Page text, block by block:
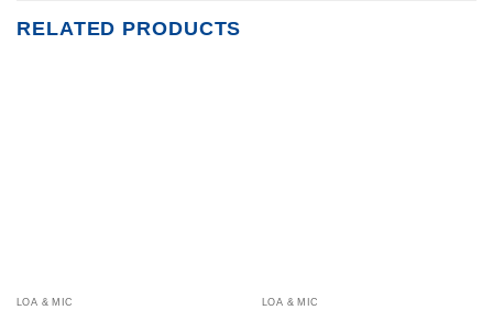
RELATED PRODUCTS
LOA & MIC LOA & MIC